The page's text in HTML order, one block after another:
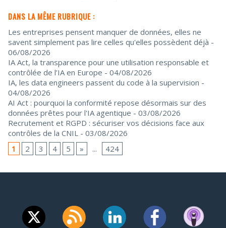
DANS LA MÊME RUBRIQUE :
Les entreprises pensent manquer de données, elles ne
savent simplement pas lire celles qu'elles possèdent déjà -
06/08/2026
IA Act, la transparence pour une utilisation responsable et
contrôlée de l’IA en Europe - 04/08/2026
IA, les data engineers passent du code à la supervision -
04/08/2026
AI Act : pourquoi la conformité repose désormais sur des
données prêtes pour l'IA agentique - 03/08/2026
Recrutement et RGPD : sécuriser vos décisions face aux
contrôles de la CNIL - 03/08/2026
1
2 3 4 5 » ... 424